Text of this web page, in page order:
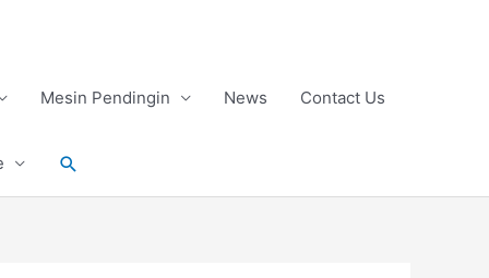
Mesin Pendingin News Contact Us
Search